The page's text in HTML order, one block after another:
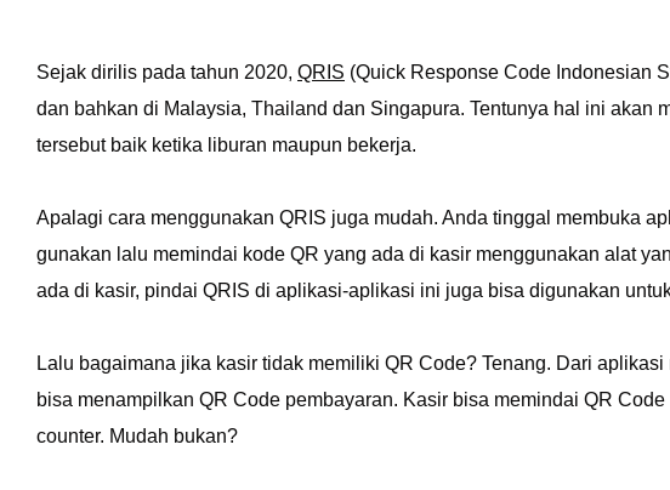
Sejak dirilis pada tahun 2020, QRIS (Quick Response Code Indonesian
dan bahkan di Malaysia, Thailand dan Singapura. Tentunya hal ini akan
tersebut baik ketika liburan maupun bekerja.
Apalagi cara menggunakan QRIS juga mudah. Anda tinggal membuka
gunakan lalu memindai kode QR yang ada di kasir menggunakan alat
ada di kasir, pindai QRIS di aplikasi-aplikasi ini juga bisa digunakan
Lalu bagaimana jika kasir tidak memiliki QR Code? Tenang. Dari
bisa menampilkan QR Code pembayaran. Kasir bisa memindai QR
counter. Mudah bukan?